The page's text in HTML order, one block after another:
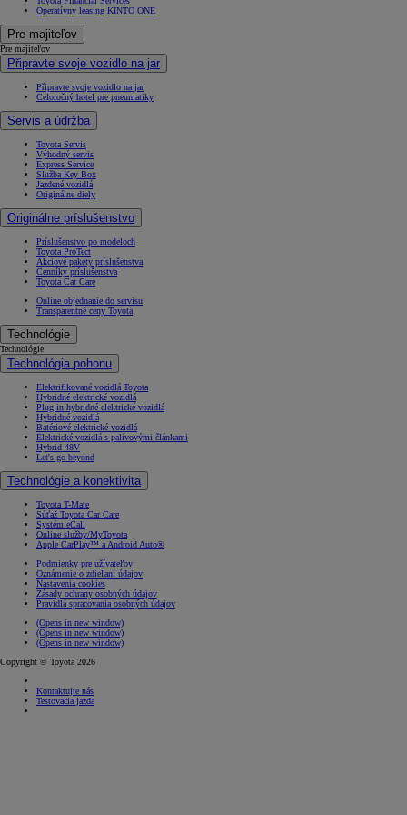
Operatívny leasing KINTO ONE
Pre majiteľov
Pre majiteľov
Připravte svoje vozidlo na jar
Připravte svoje vozidlo na jar
Celoročný hotel pre pneumatiky
Servis a údržba
Toyota Servis
Výhodný servis
Express Service
Služba Key Box
Jazdené vozidlá
Originálne diely
Originálne príslušenstvo
Príslušenstvo po modeloch
Toyota ProTect
Akciové pakety príslušenstva
Cenníky príslušenstva
Toyota Car Care
Online objednanie do servisu
Transparentné ceny Toyota
Technológie
Technológie
Technológia pohonu
Elektrifikované vozidlá Toyota
Hybridné elektrické vozidlá
Plug-in hybridné elektrické vozidlá
Hybridné vozidlá
Batériové elektrické vozidlá
Elektrické vozidlá s palivovými článkami
Hybrid 48V
Let's go beyond
Technológie a konektivita
Toyota T-Mate
Súťaž Toyota Car Care
Systém eCall
Online služby/MyToyota
Apple CarPlay™ a Android Auto®
Podmienky pre užívateľov
Oznámenie o zdieľaní údajov
Nastavenia cookies
Zásady ochrany osobných údajov
Pravidlá spracovania osobných údajov
(Opens in new window)
(Opens in new window)
(Opens in new window)
Copyright © Toyota 2026
Kontaktujte nás
Testovacia jazda